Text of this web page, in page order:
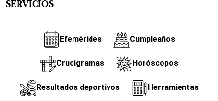
SERVICIOS
Efemérides Cumpleaños
Crucigramas Horóscopos
Resultados deportivos Herramientas